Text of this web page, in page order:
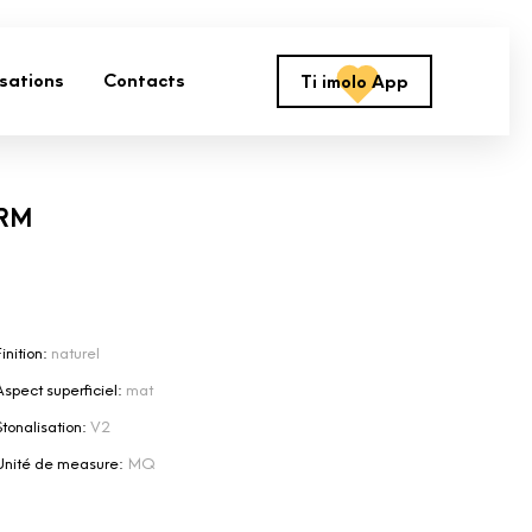
Contacts Ti imolo App
naturel
superficiel: mat
V2
de measure: MQ